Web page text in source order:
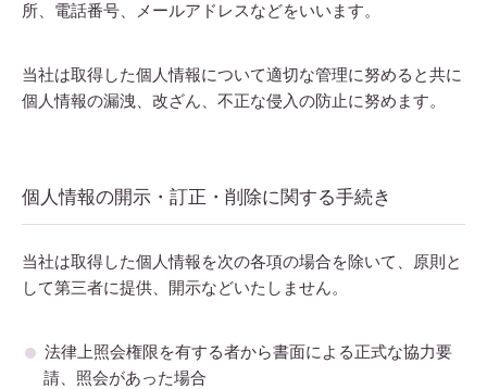
所、電話番号、メールアドレスなどをいいます。
当社は取得した個人情報について適切な管理に努めると共に
個人情報の漏洩、改ざん、不正な侵入の防止に努めます。
個人情報の開示・訂正・削除に関する手続き
当社は取得した個人情報を次の各項の場合を除いて、原則と
して第三者に提供、開示などいたしません。
法律上照会権限を有する者から書面による正式な協力要
請、照会があった場合